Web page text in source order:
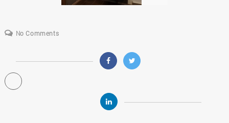
No Comments